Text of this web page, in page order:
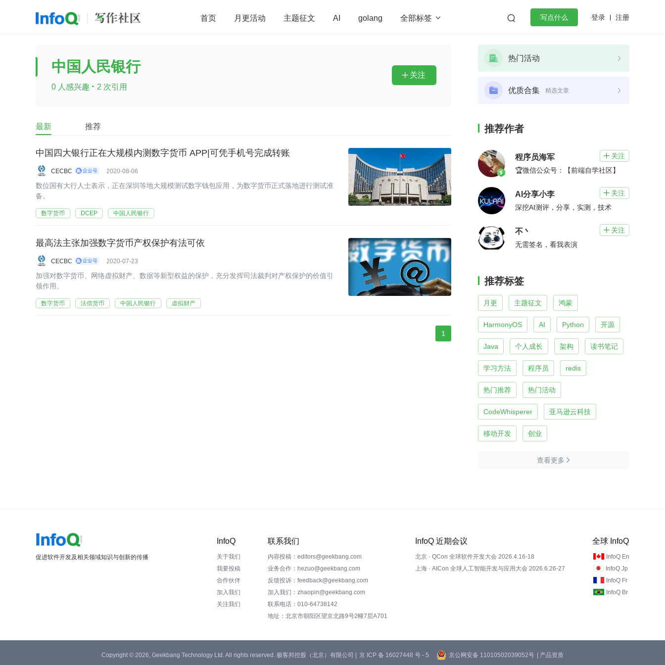
首页 月更活动 主题征文 AI golang 全部标签   写点什么 登录 注册
前端 AI 大数据 redis
查看更多
中国人民银行
0 人感兴趣 · 2 次引用
 关注
最新 推荐
中国四大银行正在大规模内测数字货币 APP|可凭手机号完成转账
CECBC 2020-08-06
数位国有大行人士表示，正在深圳等地大规模测试数字钱包应用，为数字货币正式落地进行测试准
备。
数字货币 DCEP 中国人民银行
最高法主张加强数字货币产权保护有法可依
CECBC 2020-07-23
加强对数字货币、网络虚拟财产、数据等新型权益的保护，充分发挥司法裁判对产权保护的价值引
领作用。
数字货币 法偿货币 中国人民银行 虚拟财产
1
热门活动
优质合集 精选文章
推荐作者
程序员海军  关注
🏆微信公众号：【前端自学社区】
AI分享小李  关注
深挖AI测评，分享，实测，技术
不丶  关注
无需签名，看我表演
推荐标签
月更 主题征文 鸿蒙
HarmonyOS AI Python 开源
Java 个人成长 架构 读书笔记
学习方法 程序员 redis
热门推荐 热门活动
CodeWhisperer 亚马逊云科技
移动开发 创业
查看更多 
促进软件开发及相关领域知识与创新的传播
InfoQ
关于我们
我要投稿
合作伙伴
加入我们
关注我们
联系我们
内容投稿：editors@geekbang.com
业务合作：hezuo@geekbang.com
反馈投诉：feedback@geekbang.com
加入我们：zhaopin@geekbang.com
联系电话：010-64738142
地址：北京市朝阳区望京北路9号2幢7层A701
InfoQ 近期会议
北京 · QCon 全球软件开发大会 2026.4.16-18
上海 · AICon 全球人工智能开发与应用大会 2026.6.26-27
全球 InfoQ
InfoQ En
InfoQ Jp
InfoQ Fr
InfoQ Br
Copyright © 2026, Geekbang Technology Ltd. All rights reserved. 极客邦控股（北京）有限公司 | 京 ICP 备 16027448 号 - 5 京公网安备 11010502039052号 | 产品资质